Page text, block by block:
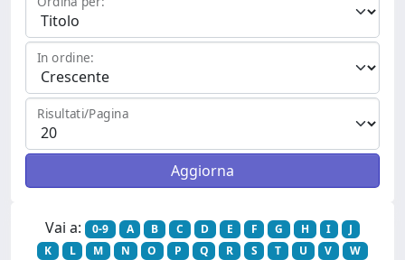
In ordine:
Risultati/Pagina
Vai a: 0-9 A B C D E F G H I
J
K
L M N O P Q R S T U V
W